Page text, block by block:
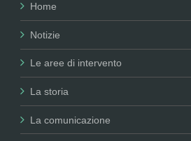
Home
Notizie
Le aree di intervento
La storia
La comunicazione